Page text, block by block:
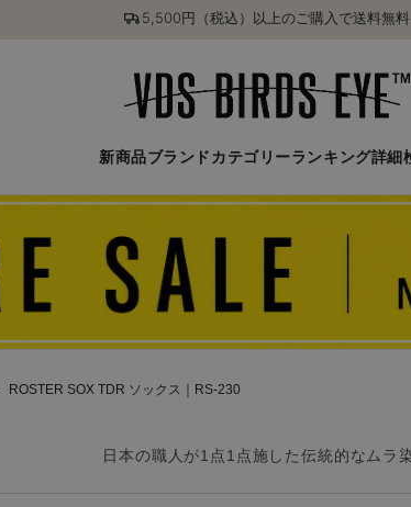
5,500円（税込）以上のご購入で送料無料
新商品ブランド カテゴリーランキング詳細
ROSTER SOX TDR ソックス｜RS-230
日本の職人が1点1点施した伝統的なムラ